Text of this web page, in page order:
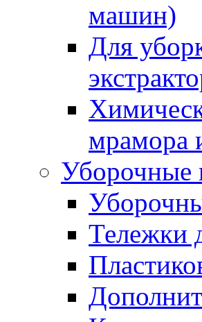
машин)
Для
мрамора
Уборочные
Тележки